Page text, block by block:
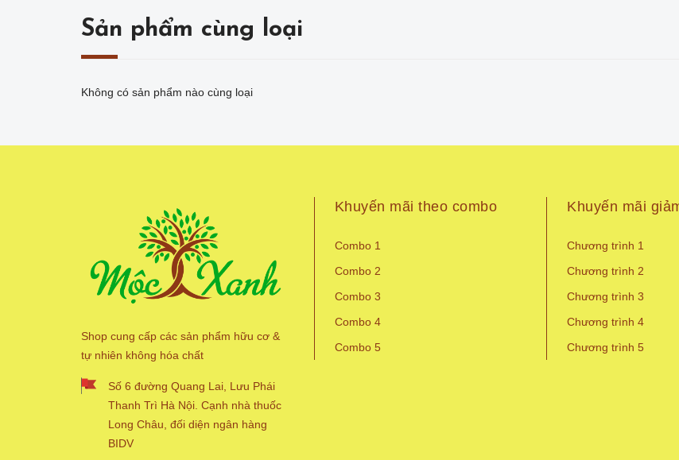
Sản phẩm cùng loại
Không có sản phẩm nào cùng loại
Shop cung cấp các sản phẩm hữu cơ &
tự nhiên không hóa chất
Số 6 đường Quang Lai, Lưu Phái
Thanh Trì Hà Nội. Cạnh nhà thuốc
Long Châu, đối diện ngân hàng
BIDV
Khuyến mãi theo combo
Combo 1
Combo 2
Combo 3
Combo 4
Combo 5
Khuyến mãi
Chương trình 1
Chương trình 2
Chương trình 3
Chương trình 4
Chương trình 5